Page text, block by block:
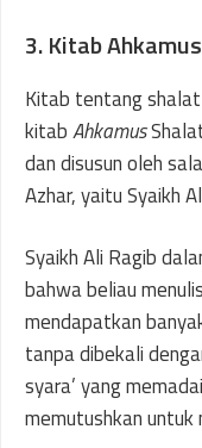
3. Kitab
Kitab tentang
kitabAhkamus
dan disusun oleh
Azhar, yaitu Syaikh
Syaikh Ali Ragib
bahwa beliau
mendapatkan
tanpa dibekali
syara’ yang
memutushkan untuk